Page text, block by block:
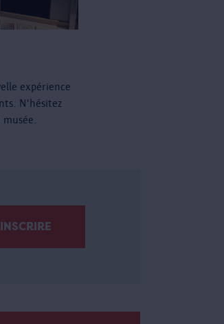
expérience
N'hésitez